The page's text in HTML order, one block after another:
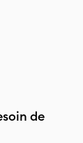
de